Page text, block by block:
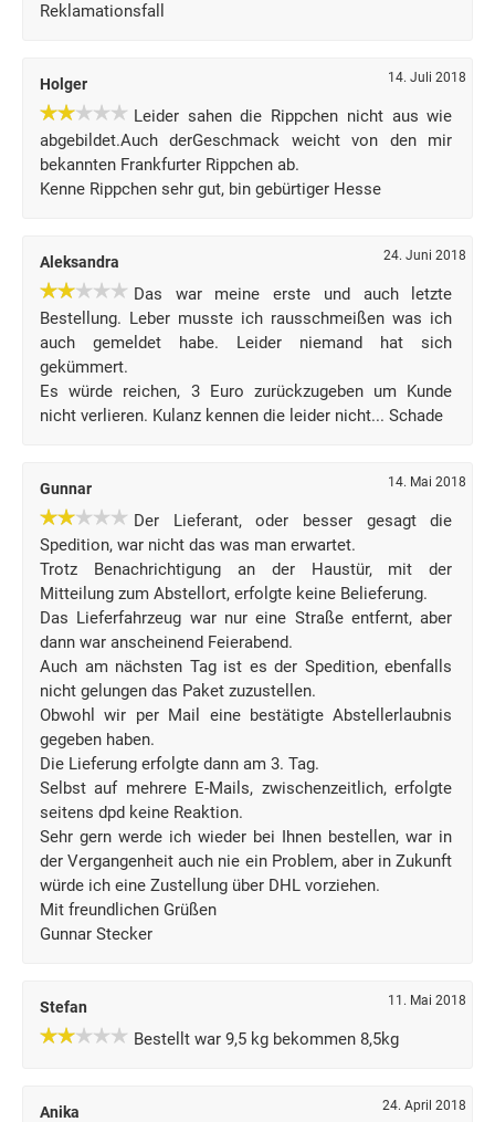
Reklamationsfall
Holger 14. Juli 2018
Leider sahen die Rippchen nicht aus wie
abgebildet.Auch derGeschmack weicht von den mir
bekannten Frankfurter Rippchen ab.
Kenne Rippchen sehr gut, bin gebürtiger Hesse
Aleksandra 24. Juni 2018
Das war meine erste und auch letzte
Bestellung. Leber musste ich rausschmeißen was ich
auch gemeldet habe. Leider niemand hat sich
gekümmert.
Es würde reichen, 3 Euro zurückzugeben um Kunde
nicht verlieren. Kulanz kennen die leider nicht... Schade
Gunnar 14. Mai 2018
Der Lieferant, oder besser gesagt die
Spedition, war nicht das was man erwartet.
Trotz Benachrichtigung an der Haustür, mit der
Mitteilung zum Abstellort, erfolgte keine Belieferung.
Das Lieferfahrzeug war nur eine Straße entfernt, aber
dann war anscheinend Feierabend.
Auch am nächsten Tag ist es der Spedition, ebenfalls
nicht gelungen das Paket zuzustellen.
Obwohl wir per Mail eine bestätigte Abstellerlaubnis
gegeben haben.
Die Lieferung erfolgte dann am 3. Tag.
Selbst auf mehrere E-Mails, zwischenzeitlich, erfolgte
seitens dpd keine Reaktion.
Sehr gern werde ich wieder bei Ihnen bestellen, war in
der Vergangenheit auch nie ein Problem, aber in Zukunft
würde ich eine Zustellung über DHL vorziehen.
Mit freundlichen Grüßen
Gunnar Stecker
Stefan 11. Mai 2018
Bestellt war 9,5 kg bekommen 8,5kg
Anika 24. April 2018